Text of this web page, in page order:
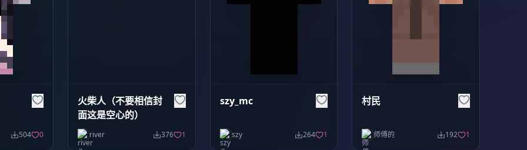
504 0
火柴人（不要相信封
面这是空心的）
river 376 1
szy_mc
szy 264 1
村民
师傅的 192 1